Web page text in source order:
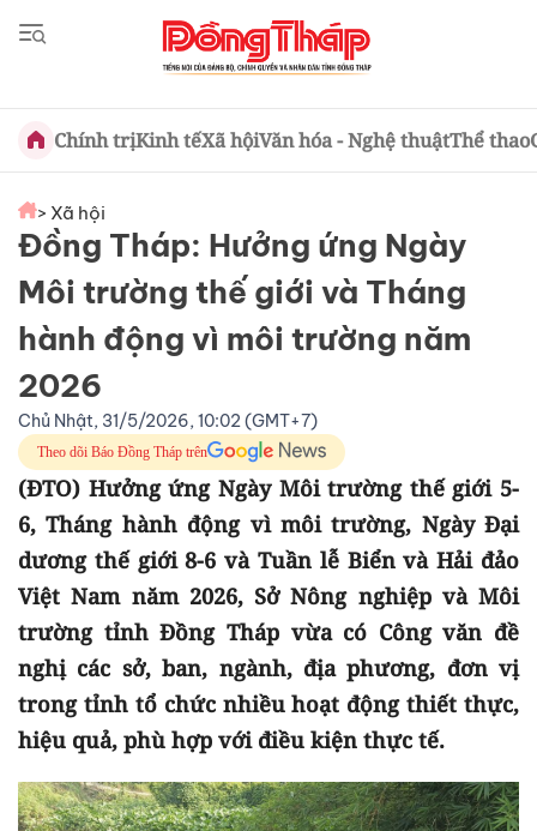
Chính trịKinh tếXã hộiVăn hóa - Nghệ thuậtThể thao
> Xã hội
Đồng Tháp: Hưởng ứng Ngày
Môi trường thế giới và Tháng
hành động vì môi trường năm
2026
Chủ Nhật, 31/5/2026, 10:02 (GMT+7)
Theo dõi Báo Đồng Tháp trên
(ĐTO) Hưởng ứng Ngày Môi trường thế giới 5-
6, Tháng hành động vì môi trường, Ngày Đại
dương thế giới 8-6 và Tuần lễ Biển và Hải đảo
Việt Nam năm 2026, Sở Nông nghiệp và Môi
trường tỉnh Đồng Tháp vừa có Công văn đề
nghị các sở, ban, ngành, địa phương, đơn vị
trong tỉnh tổ chức nhiều hoạt động thiết thực,
hiệu quả, phù hợp với điều kiện thực tế.